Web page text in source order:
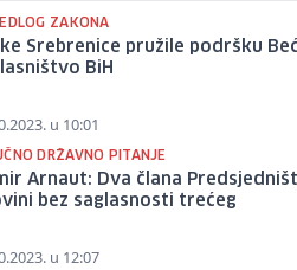
ZAKONA
Srebrenice pružile podršku
BiH
u 10:01
DRŽAVNO PITANJE
Arnaut: Dva člana
bez saglasnosti trećeg
u 12:07